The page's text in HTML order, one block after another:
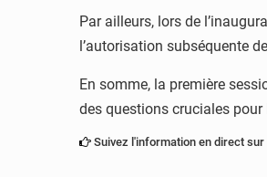
Par ailleurs, lors de
l’autorisation subséquente
En somme, la première
des questions cruciales pour
Suivez l'information en direct